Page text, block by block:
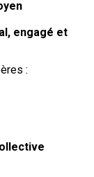
engagé et
: